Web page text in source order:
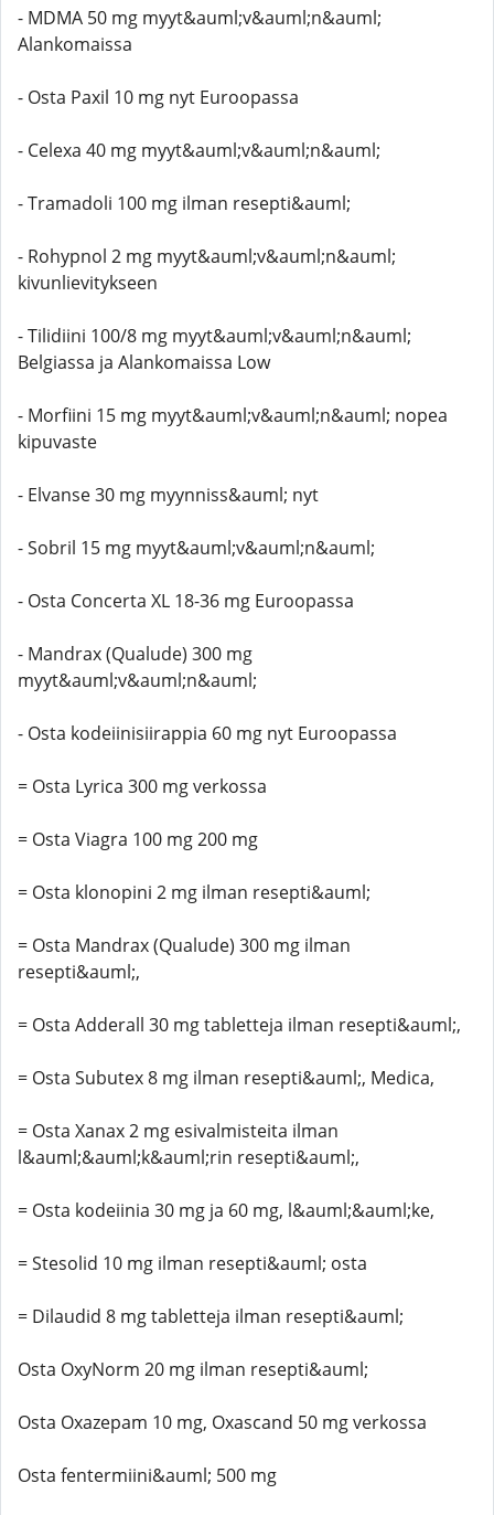
- MDMA 50 mg myyt&auml;v&auml;n&auml;
Alankomaissa
- Osta Paxil 10 mg nyt Euroopassa
- Celexa 40 mg myyt&auml;v&auml;n&auml;
- Tramadoli 100 mg ilman resepti&auml;
- Rohypnol 2 mg myyt&auml;v&auml;n&auml;
kivunlievitykseen
- Tilidiini 100/8 mg myyt&auml;v&auml;n&auml;
Belgiassa ja Alankomaissa Low
- Morfiini 15 mg myyt&auml;v&auml;n&auml; nopea
kipuvaste
- Elvanse 30 mg myynniss&auml; nyt
- Sobril 15 mg myyt&auml;v&auml;n&auml;
- Osta Concerta XL 18-36 mg Euroopassa
- Mandrax (Qualude) 300 mg
myyt&auml;v&auml;n&auml;
- Osta kodeiinisiirappia 60 mg nyt Euroopassa
= Osta Lyrica 300 mg verkossa
= Osta Viagra 100 mg 200 mg
= Osta klonopini 2 mg ilman resepti&auml;
= Osta Mandrax (Qualude) 300 mg ilman
resepti&auml;,
= Osta Adderall 30 mg tabletteja ilman resepti&auml;,
= Osta Subutex 8 mg ilman resepti&auml;, Medica,
= Osta Xanax 2 mg esivalmisteita ilman
l&auml;&auml;k&auml;rin resepti&auml;,
= Osta kodeiinia 30 mg ja 60 mg, l&auml;&auml;ke,
= Stesolid 10 mg ilman resepti&auml; osta
= Dilaudid 8 mg tabletteja ilman resepti&auml;
Osta OxyNorm 20 mg ilman resepti&auml;
Osta Oxazepam 10 mg, Oxascand 50 mg verkossa
Osta fentermiini&auml; 500 mg